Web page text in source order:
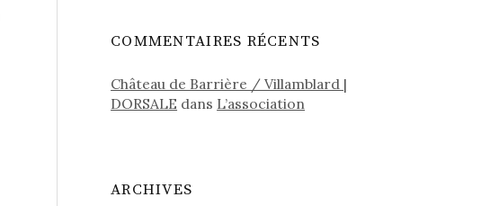
COMMENTAIRES RÉCENTS
Château de Barrière / Villamblard |
DORSALE dans L’association
ARCHIVES